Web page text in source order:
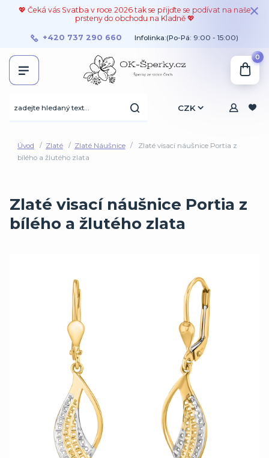
💖 Čeká vás Svatba v roce 2026 tak se přijďte se podívat na naše
prsteny do obchodu na Kladně 💖
CZK
+420 737 290 660 Infolinka:(Po-Pá: 9:00 - 15:00)
0
Úvod Zlaté Zlaté Náušnice
Zlaté visací náušnice Portia z
bílého a žlutého zlata
Zlaté visací náušnice Portia z
bílého a žlutého zlata